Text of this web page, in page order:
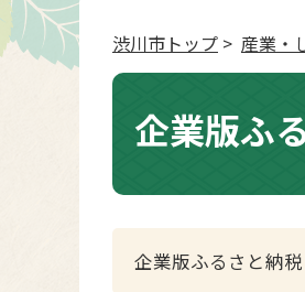
渋川市トップ > 産業・
企業版ふ
企業版ふるさと納税